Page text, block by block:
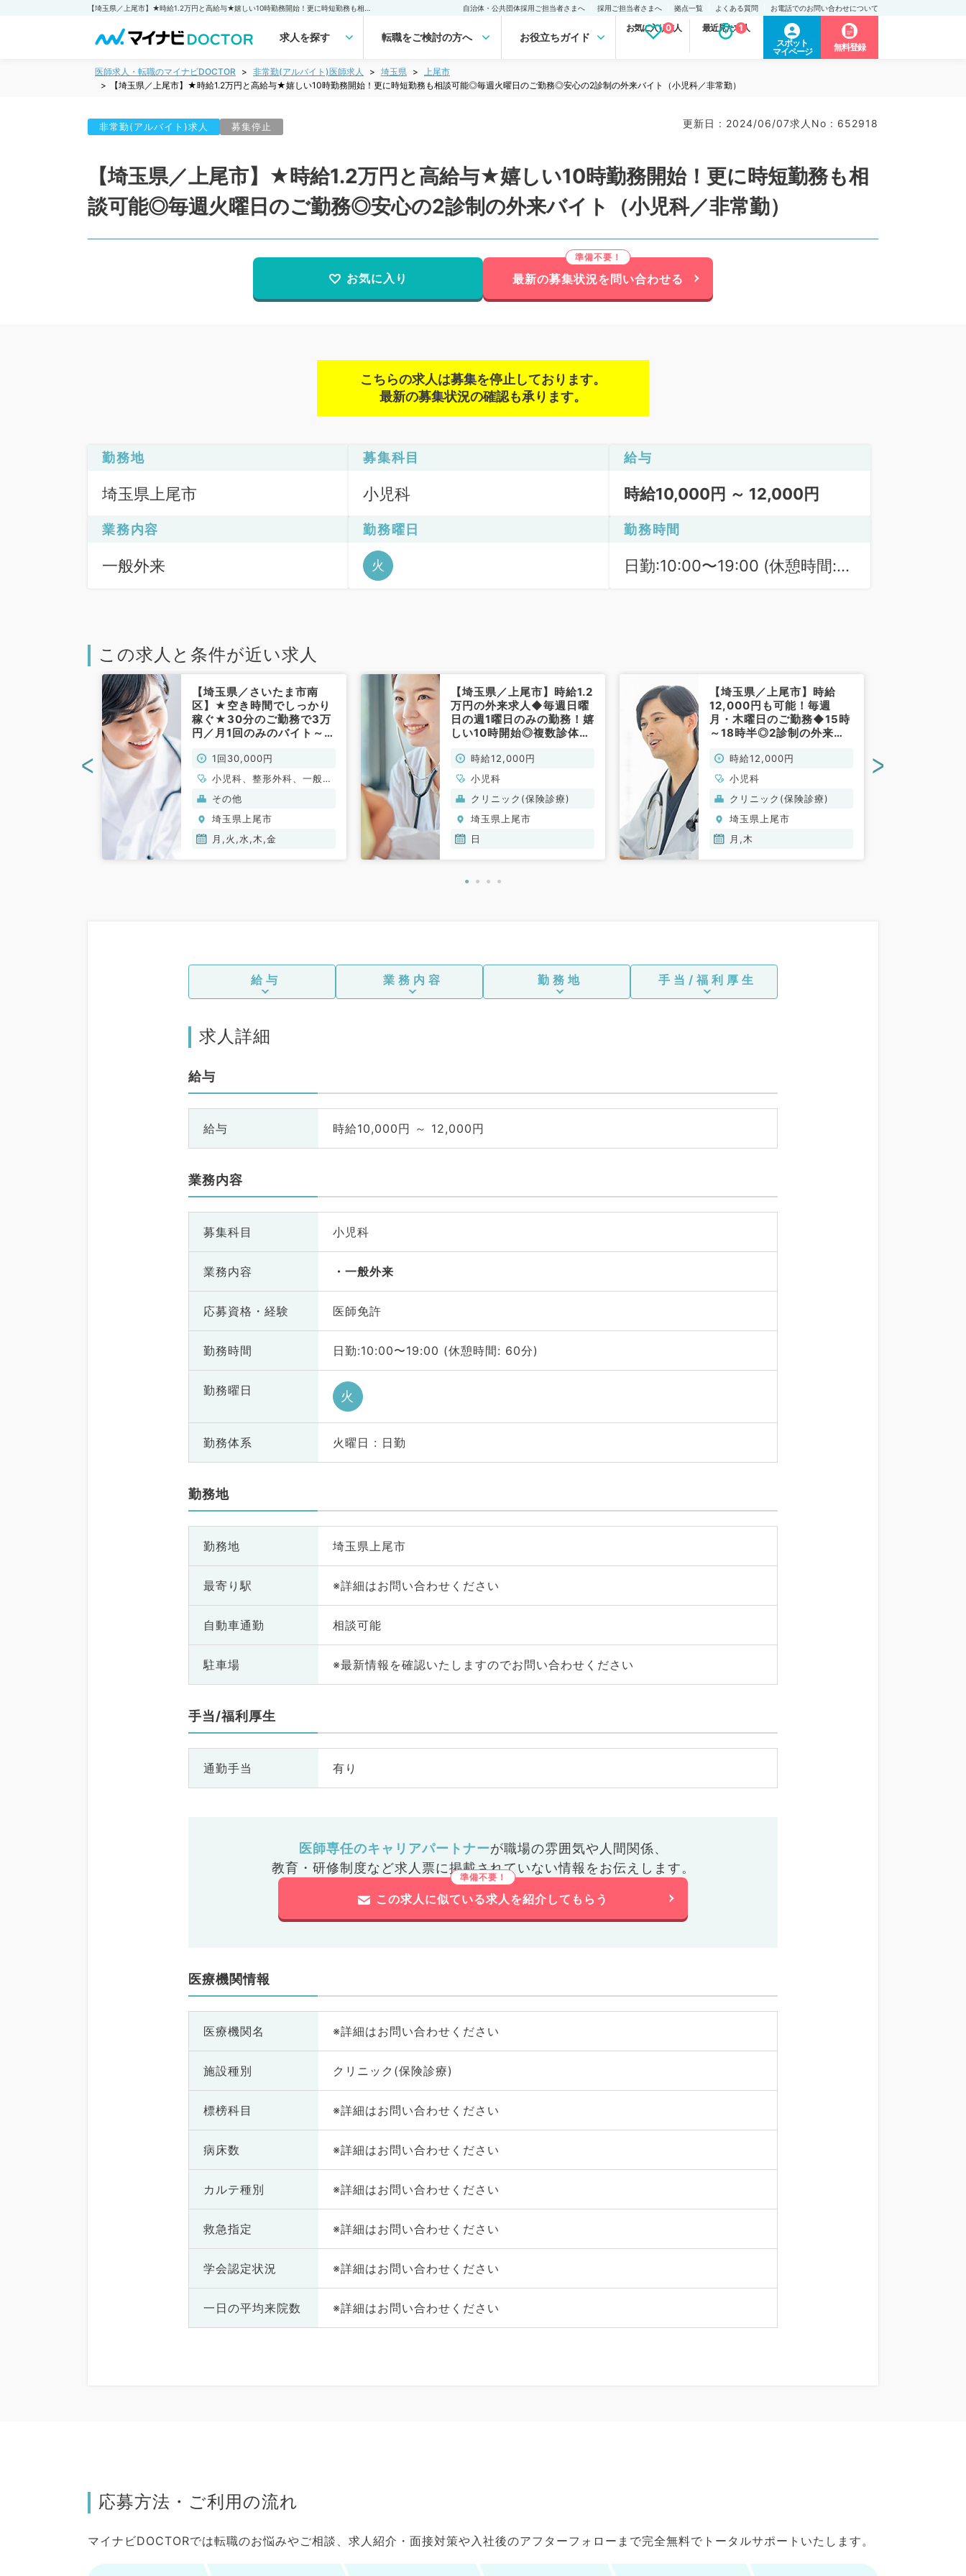
自治体・公共団体採用ご担当者さまへ 採用ご担当者さまへ 拠点一覧 よくある質問 お電話でのお問い合わせについて
求人を探す 転職をご検討の方へ お役立ちガイド
お気に入り求人
0 最近見た求人
1
スポット
マイページ
無料登録
医師求人・転職のマイナビDOCTOR 非常勤(アルバイト)医師求人 埼玉県
上尾市
【埼玉県／上尾市】★時給1.2万円と高給与★嬉しい10時勤務開始！更に時短勤務も相談可能◎毎週火曜日のご勤務◎安心の2診制の外来バイト（小児科／非常勤）
非常勤(アルバイト)求人 募集停止 更新日 : 2024/06/07求人No : 652918
【埼玉県／上尾市】★時給1.2万円と高給与★嬉しい10時勤務開始！更に時短勤務も相
談可能◎毎週火曜日のご勤務◎安心の2診制の外来バイト（小児科／非常勤）
お気に入り 最新の募集状況を問い合わせる
こちらの求人は募集を停止しております。
最新の募集状況の確認も承ります。
勤務地
埼玉県上尾市
募集科目
小児科
給与
時給10,000円 ～ 12,000円
業務内容
一般外来
勤務曜日
火
勤務時間
日勤:10:00〜19:00 (休憩時間:
この求人と条件が近い求人
【埼玉県／さいたま市南
区】★空き時間でしっかり
稼ぐ★30分のご勤務で3万
円／月1回のみのバイト～デ
ェックをお任せ～（内科、
小児科、整形外科／非常
勤）
1回30,000円
小児科、整形外科、一般内
科、循環器内科、呼吸器内
科、消化器内科、内分泌・
代謝内科
その他
埼玉県上尾市
月,火,水,木,金
【埼玉県／上尾市】時給1.2
万円の外来求人◆毎週日曜
日の週1曜日のみの勤務！嬉
しい10時開始◎複数診体制
るクリニックです（小児科
／非常勤）
時給12,000円
小児科
クリニック(保険診療)
埼玉県上尾市
日
【埼玉県／上尾市】時給
12,000円も可能！毎週
月・木曜日のご勤務◆15時
～18時半◎2診制の外来業
科／非常勤）
時給12,000円
小児科
クリニック(保険診療)
埼玉県上尾市
月,木
< >
給与 業務内容 勤務地 手当/福利厚生
求人詳細
給与
給与 時給10,000円 ～ 12,000円
業務内容
募集科目 小児科
業務内容 一般外来
応募資格・ 経験 医師免許
勤務時間 日勤:10:00〜19:00 (休憩時間: 60分)
勤務曜日 火
勤務体系 火曜日 : 日勤
勤務地
勤務地 埼玉県上尾市
最寄り駅 ※詳細はお問い合わせください
自動車通勤 相談可能
駐車場 ※最新情報を確認いたしますのでお問い合わせください
手当/福利厚生
通勤手当 有り
医師専任のキャリアパートナーが職場の雰囲気や人間関係、
教育・研修制度など求人票に掲載されていない情報をお伝えします。
この求人に似ている求人を紹介してもらう
医療機関情報
医療機関名 ※詳細はお問い合わせください
施設種別 クリニック(保険診療)
標榜科目 ※詳細はお問い合わせください
病床数 ※詳細はお問い合わせください
カルテ種別 ※詳細はお問い合わせください
救急指定 ※詳細はお問い合わせください
学会認定状況 ※詳細はお問い合わせください
一日の平均来院数 ※詳細はお問い合わせください
応募方法・ご利用の流れ
マイナビDOCTORでは転職のお悩みやご相談、求人紹介・面接対策や入社後のアフターフォローまで完全無料でトータルサポートいたします。